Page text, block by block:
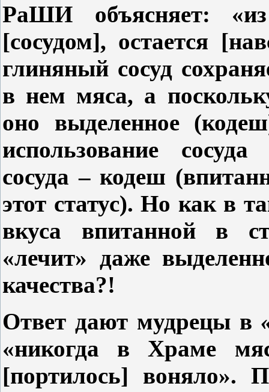
РаШИ объясняет:
[сосудом], остается [
глиняный сосуд
в нем мяса, а
оно выделенное
использование
сосуда – кодеш
этот статус). Но как в
вкуса впитанной в
«лечит» даже
качества?!
Ответ дают мудрецы в
«никогда в Храме
[портилось] воняло».